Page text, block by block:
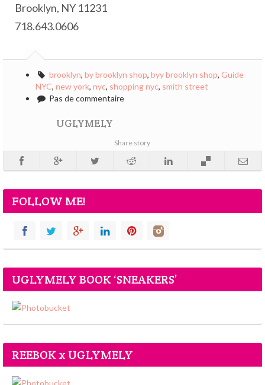
Brooklyn, NY 11231
718.643.0606
brooklyn, by brooklyn shop, byy brooklyn shop, Guide
NYC, new york, nyc, shopping nyc, smith street
Pas de commentaire
UGLYMELY
Share story
FOLLOW ME!
UGLYMELY BOOK ‘SNEAKERS’
REEBOK x UGLYMELY